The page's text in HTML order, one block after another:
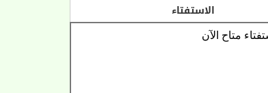
الاستفتاء